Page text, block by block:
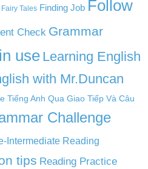
Fairy Tales Finding Job Follow
Check Grammar
use Learning English
with Mr.Duncan
Tiếng Anh Qua Giao Tiếp Và Câu
Challenge
Intermediate Reading
tips Reading Practice